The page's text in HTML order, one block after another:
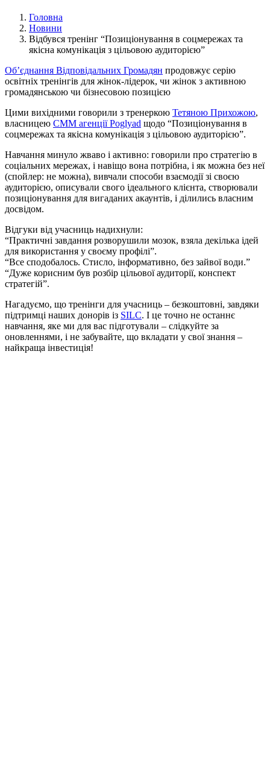
Головна
Новини
Відбувся тренінг “Позиціонування в соцмережах та
якісна комунікація з цільовою аудиторією”
Об’єднання Відповідальних Громадян продовжує серію
освітніх тренінгів для жінок-лідерок, чи жінок з активною
громадянською чи бізнесовою позицією
Цими вихідними говорили з тренеркою Тетяною Прихожою,
власницею СММ агенції Poglyad щодо “Позиціонування в
соцмережах та якісна комунікація з цільовою аудиторією”.
Навчання минуло жваво і активно: говорили про стратегію в
соціальних мережах, і навіщо вона потрібна, і як можна без неї
(спойлер: не можна), вивчали способи взаємодії зі своєю
аудиторією, описували свого ідеального клієнта, створювали
позиціонування для вигаданих акаунтів, і ділились власним
досвідом.
Відгуки від учасниць надихнули:
“Практичні завдання розворушили мозок, взяла декілька ідей
для використання у своєму профілі”.
“Все сподобалось. Стисло, інформативно, без зайвої води.”
“Дуже корисним був розбір цільової аудиторії, конспект
стратегій”.
Нагадуємо, що тренінги для учасниць – безкоштовні, завдяки
підтримці наших донорів із SILC. І це точно не останнє
навчання, яке ми для вас підготували – слідкуйте за
оновленнями, і не забувайте, що вкладати у свої знання –
найкраща інвестиція!